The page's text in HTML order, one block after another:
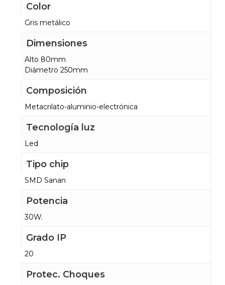
Color
Gris metálico
Dimensiones
Alto 80mm
Diámetro 250mm
Composición
Metacrilato-aluminio-electrónica
Tecnología luz
Led
Tipo chip
SMD Sanan
Potencia
30W.
Grado IP
20
Protec. Choques